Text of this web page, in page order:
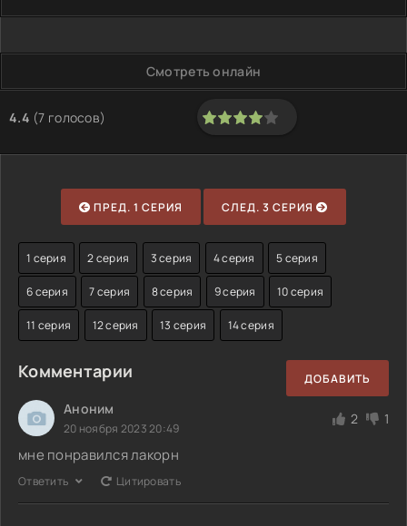
Смотреть онлайн
4.4 (7 голосов)
80
ПРЕД. 1 СЕРИЯ СЛЕД. 3 СЕРИЯ
1 серия 2 серия 3 серия 4 серия 5 серия
6 серия 7 серия 8 серия 9 серия 10 серия
11 серия 12 серия 13 серия 14 серия
Комментарии ДОБАВИТЬ
Аноним
20 ноября 2023 20:49
2 1
мне понравился лакорн
Ответить Цитировать